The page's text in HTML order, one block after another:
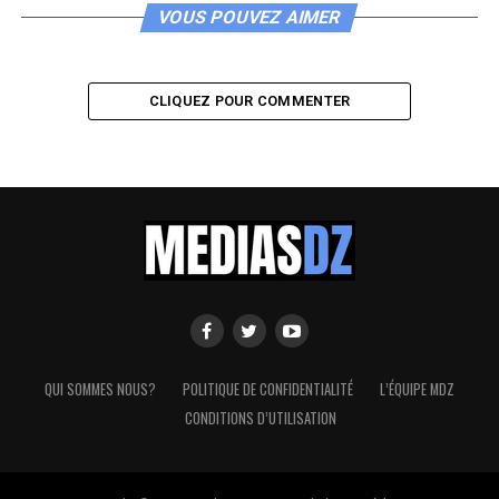
VOUS POUVEZ AIMER
CLIQUEZ POUR COMMENTER
QUI SOMMES NOUS? POLITIQUE DE CONFIDENTIALITÉ
L’ÉQUIPE MDZ
CONDITIONS D’UTILISATION